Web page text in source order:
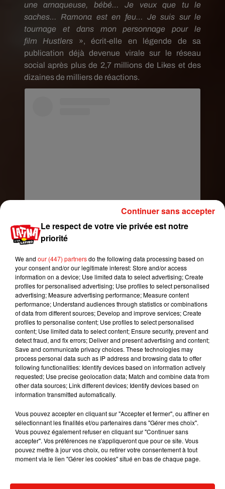
une arnaqueuse, bébé…
Je veux que tu le
saches…
Ramona est en feu… Je suis sur le
tournage et dans mon personnage pour le
film Hustlers
», écrit-elle en légende de sa
publication déjà devenue virale sur le réseau
social après plus de 2,7 millions de Likes et des
dizaines de milliers de réactions.
I’m a hustler baby... I just want you to know...
#Ramona on fire �x� On set and in
character for #hustlersmovie #stxentertainment
Une publication partagée par Jennifer Lopez
Dans le film Hustlers, Jennifer Lopez donnera la
réplique à Cardi B, star du rap et ancienne strip-
teaseuse, Lili Reinhart de la série Riverdale
Constance Wu de la
série Crazy Rich Kids, Keke Palmer aperçue dans
Ma Super Nièce, Julia Stiles
du
film
SaveTheLastDanceet
Mercedes Ruehl aperçue dans Veuve maispas
trop. Le film est attendu en salles en 2020.
cinématographique, J-Lo
n’oublie pas la musique
puisqu’elle s’apprête à dévoiler une nouvelle
chanson en duo avec le rappeurFrench Montana :
Medicine.
Le respect de votre vie privée est notre
priorité
We and our (447) partnersdo the following data processing based on
your consent and/or our legitimate interest: Store and/or access
information on a device; Use limited data to select advertising; Create
profiles for personalised advertising; Use profiles to select personalised
advertising; Measure advertising performance; Measure content
performance; Understand audiences through statistics or combinations
of data from different sources; Develop and improve services; Create
profiles to personalise content; Use profiles to select personalised
content; Use limited data to select content; Ensure security, prevent and
detect fraud, and fix errors; Deliver and present advertising and content;
Save and communicate privacy choices. These technologies may
process personal data such as IP address and browsing data to offer
following functionalities: Identify devices based on information actively
requested; Use precise geolocation data; Match and combine data from
other data sources; Link different devices; Identify devices based on
information transmitted automatically.
Vous pouvez accepter en cliquant sur "Accepter et fermer", ou affiner en
sélectionnant les finalités et/ou partenaires dans "Gérer mes choix".
Vous pouvez également refuser en cliquant sur "Continuer sans
accepter". Vos préférences ne s'appliqueront que pour ce site. Vous
pouvez mettre à jour vos choix, ou retirer votre consentement à tout
moment via le lien "Gérer les cookies" situé en bas de chaque page.
Continuer sans accepter